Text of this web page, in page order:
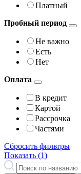
Платный
Пробный период
Не важно
Есть
Нет
Оплата
В кредит
Картой
Рассрочка
Частями
Сбросить фильтры
Показать (1)